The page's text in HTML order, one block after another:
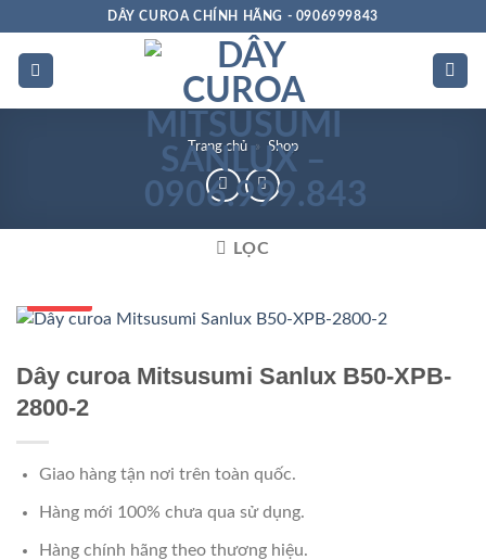
dung
DÂY CUROA CHÍNH HÃNG - 0906999843
Trang chủ » Shop
LỌC
Dây curoa Mitsusumi Sanlux B50-XPB-
2800-2
Giao hàng tận nơi trên toàn quốc.
Hàng mới 100% chưa qua sử dụng.
Hàng chính hãng theo thương hiệu.